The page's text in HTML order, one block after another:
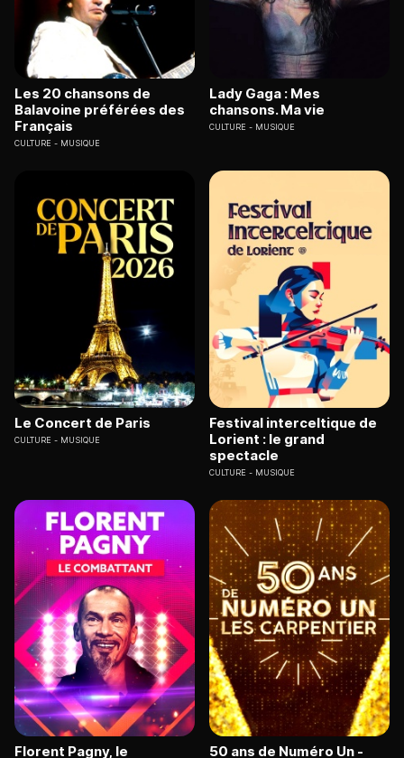
Les 20 chansons de
Balavoine préférées des
Français
CULTURE MUSIQUE
Lady Gaga : Mes
chansons. Ma vie
CULTURE MUSIQUE
Le Concert de Paris
CULTURE MUSIQUE
Festival interceltique de
Lorient : le grand
spectacle
CULTURE MUSIQUE
Florent Pagny, le
50 ans de Numéro Un -